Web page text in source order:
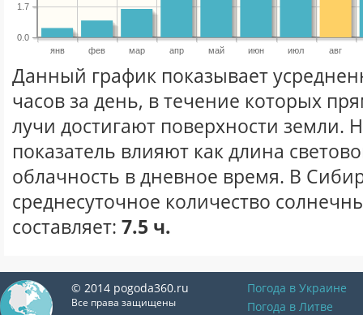
янв фев мар апр май июн июл авг
0.0
1.7
Данный график показывает
часов за день, в течение которых
лучи достигают поверхности земли.
показатель влияют как длина
облачность в дневное время. В
среднесуточное количество
составляет: 7.5 ч.
© 2014 pogoda360.ru
Все права защищены
Погода в Украине
Погода в Литве